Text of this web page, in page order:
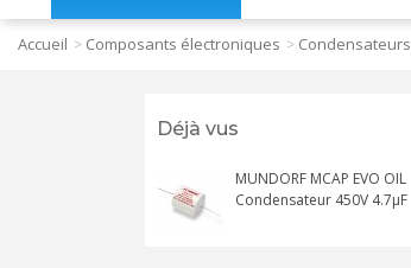
Accueil > Composants électroniques > Condensateurs
Déjà vus
MUNDORF MCAP EVO OIL
Condensateur 450V 4.7µF